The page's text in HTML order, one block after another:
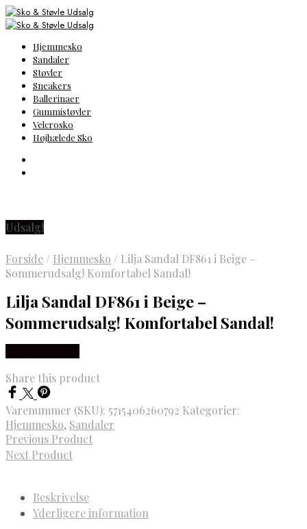
Hjemmesko
Sandaler
Støvler
Sneakers
Ballerinaer
Gummistøvler
Velcrosko
Højhælede Sko
Udsalg!
Forside / Hjemmesko / Lilja Sandal DF861 i Beige –
Sommerudsalg! Komfortabel Sandal!
Lilja Sandal DF861 i Beige –
Sommerudsalg! Komfortabel Sandal!
Share this product
Varenummer (SKU): 5715406260792 Kategorier:
Hjemmesko, Sandaler
Previous Product
Next Product
Beskrivelse
Yderligere information